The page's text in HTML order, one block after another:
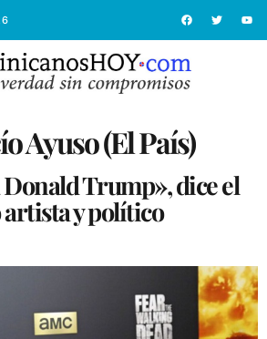
Ayuso (El País)
Donald Trump», dice el
y político